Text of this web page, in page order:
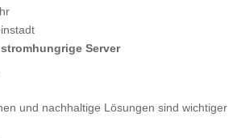
stromhungrige Server
und nachhaltige Lösungen sind wichtiger